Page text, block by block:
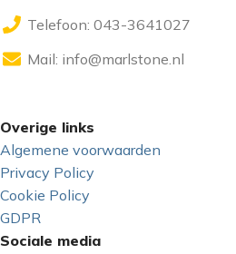
Telefoon: 043-3641027
Mail: info@marlstone.nl
Overige links
Algemene voorwaarden
Privacy Policy
Cookie Policy
GDPR
Sociale media